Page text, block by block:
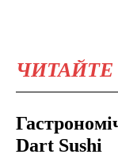
Dart Sushi